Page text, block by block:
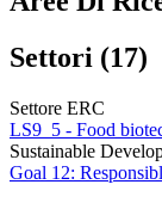
Settori (17)
Settore ERC
LS9_5 - Food
Sustainable
Goal 12: